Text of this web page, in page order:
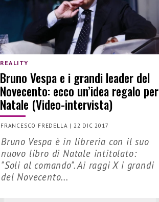
REALITY
Bruno Vespa e i grandi leader del
Novecento: ecco un’idea regalo per
Natale (Video-intervista)
FRANCESCO FREDELLA | 22 DIC 2017
Bruno Vespa è in libreria con il suo
nuovo libro di Natale intitolato:
"Soli al comando". Ai raggi X i grandi
del Novecento...